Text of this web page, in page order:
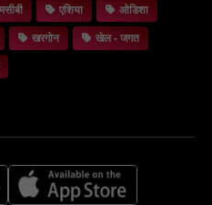
एशिया
ओडिशा
खरगोन
खेल - जगत